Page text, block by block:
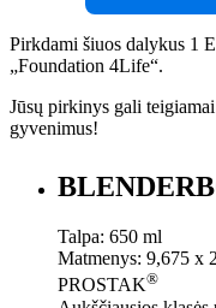
Pirkdami šiuos dalykus 1
„Foundation 4Life“.
Jūsų pirkinys gali
gyvenimus!
Talpa: 650 ml
Matmenys: 9,675
PROSTAK®